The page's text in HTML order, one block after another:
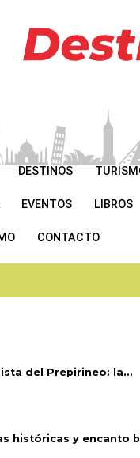
DESTINOS
EVENTOS LIBROS
CONTACTO
del Prepirineo: la...
históricas y encanto